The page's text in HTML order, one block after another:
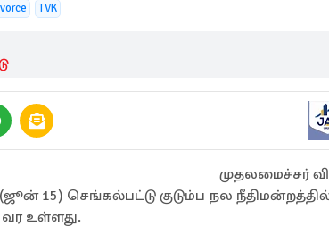
TVK
முதலமைச்சர்
15) செங்கல்பட்டு குடும்ப நல
உள்ளது.